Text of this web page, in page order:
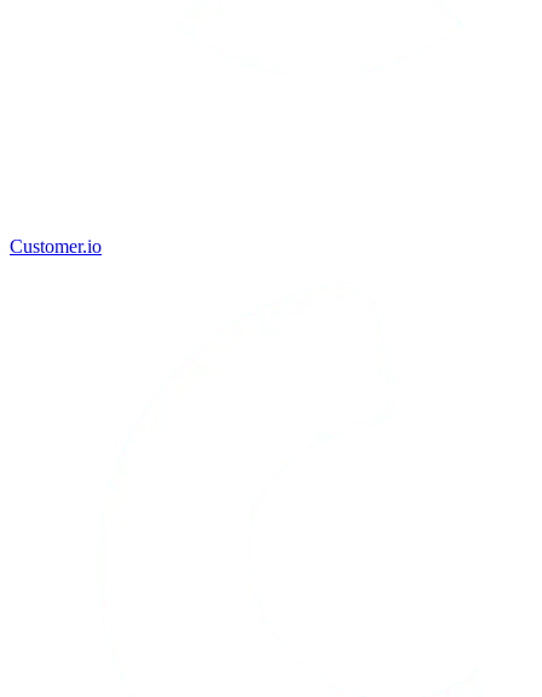
Customer.io